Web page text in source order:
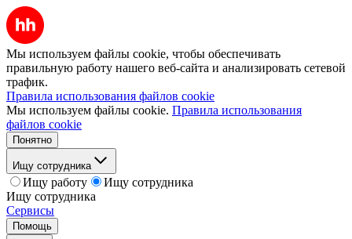
Мы используем файлы cookie, чтобы обеспечивать
правильную работу нашего веб-сайта и анализировать сетевой
трафик.
Правила использования файлов cookie
Мы используем файлы cookie. Правила использования
файлов cookie
Понятно
Ищу сотрудника
Ищу работу
Ищу сотрудника
Ищу сотрудника
Сервисы
Помощь